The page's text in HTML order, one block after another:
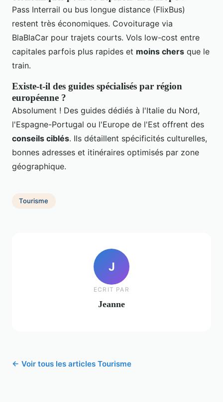
Pass Interrail ou bus longue distance (FlixBus)
restent très économiques. Covoiturage via
BlaBlaCar pour trajets courts. Vols low-cost entre
capitales parfois plus rapides et moins chers que le
train.
Existe-t-il des guides spécialisés par région
européenne ?
Absolument ! Des guides dédiés à l'Italie du Nord,
l'Espagne-Portugal ou l'Europe de l'Est offrent des
conseils ciblés. Ils détaillent spécificités culturelles,
bonnes adresses et itinéraires optimisés par zone
géographique.
Tourisme
J
ECRIT PAR
Jeanne
← Voir tous les articles Tourisme